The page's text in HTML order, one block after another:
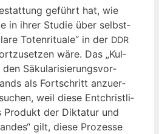
geführt hat, wie
in ihrer Stu­die über selbst­
Toten­ri­tua­le“ in der DDR
wäre. Das „Kul­
den Säku­la­ri­sie­rungs­vor­
als Fort­schritt anzu­er­
weil die­se Ent­christ­li­
Pro­dukt der Dik­ta­tur und
gilt, die­se Pro­zes­se